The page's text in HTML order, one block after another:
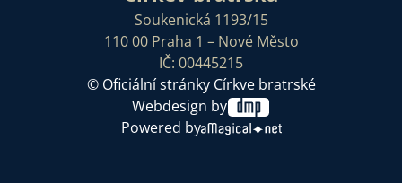
Soukenická 1193/15
110 00 Praha 1 – Nové Město
IČ: 00445215
© Oficiální stránky Církve bratrské
Webdesign by
Powered by